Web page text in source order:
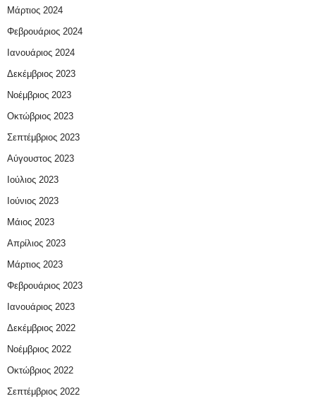
Μάρτιος 2024
Φεβρουάριος 2024
Ιανουάριος 2024
Δεκέμβριος 2023
Νοέμβριος 2023
Οκτώβριος 2023
Σεπτέμβριος 2023
Αύγουστος 2023
Ιούλιος 2023
Ιούνιος 2023
Μάιος 2023
Απρίλιος 2023
Μάρτιος 2023
Φεβρουάριος 2023
Ιανουάριος 2023
Δεκέμβριος 2022
Νοέμβριος 2022
Οκτώβριος 2022
Σεπτέμβριος 2022